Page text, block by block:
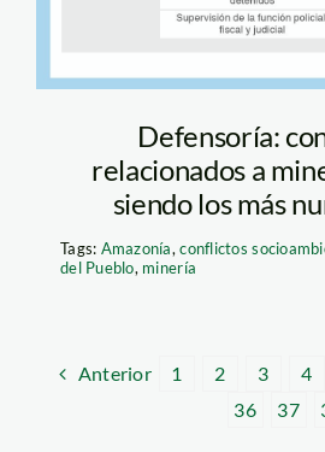
Defensoría:
relacionados a
siendo los más
Tags: Amazonía,conflictos
del Pueblo, minería
Anterior 1 2 3 4
36
37